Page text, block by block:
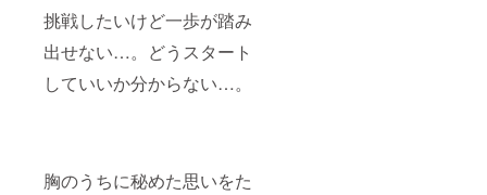
挑戦したいけど一歩が踏み
出せない…。どうスタート
していいか分からない…。
胸のうちに秘めた思いをた